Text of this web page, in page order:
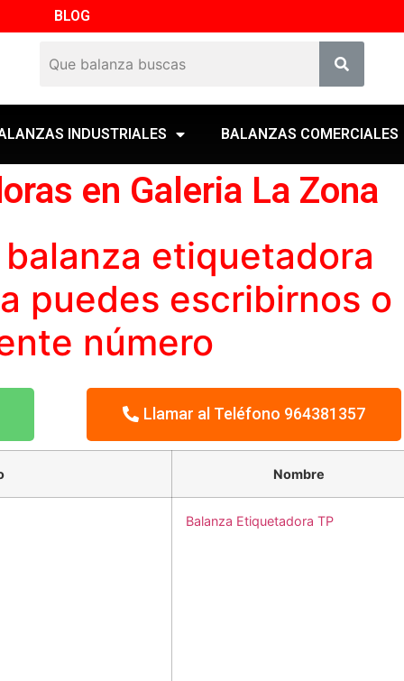
BLOG
INDUSTRIALES BALANZAS COMERCIALES
en Galeria La Zona
balanza etiquetadora
puedes escribirnos o
número
Llamar al Teléfono 964381357
Nombre
Balanza Etiquetadora TP